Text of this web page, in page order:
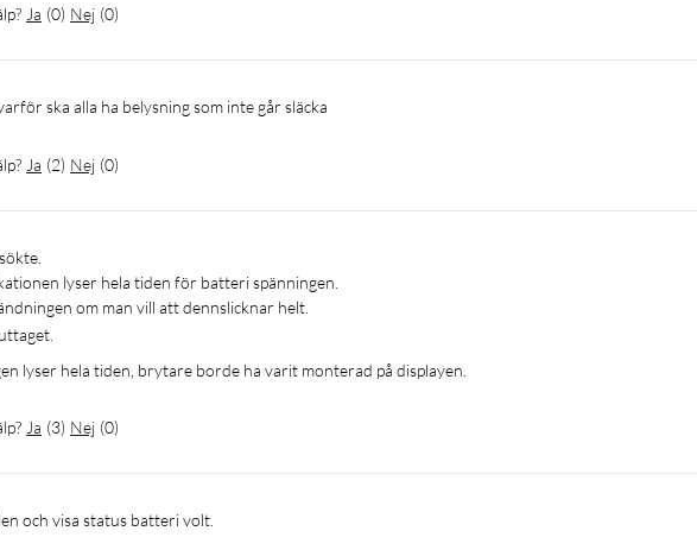
Ja (0) Nej (0)
ska alla ha belysning som inte går släcka
Ja (2) Nej (0)
lyser hela tiden för batteri spänningen.
lyser hela tiden, brytare borde ha varit monterad på displayen.
Ja (3) Nej (0)
och visa status batteri volt.